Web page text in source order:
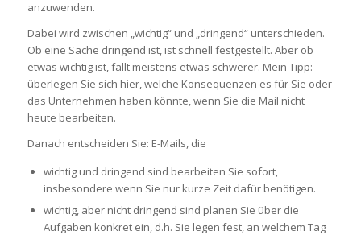
anzuwenden.
Dabei wird zwischen „wichtig“ und „dringend“ unterschieden.
Ob eine Sache dringend ist, ist schnell festgestellt. Aber ob
etwas wichtig ist, fällt meistens etwas schwerer. Mein Tipp:
überlegen Sie sich hier, welche Konsequenzen es für Sie oder
das Unternehmen haben könnte, wenn Sie die Mail nicht
heute bearbeiten.
Danach entscheiden Sie: E-Mails, die
wichtig und dringend sind bearbeiten Sie sofort,
insbesondere wenn Sie nur kurze Zeit dafür benötigen.
wichtig, aber nicht dringend sind planen Sie über die
Aufgaben konkret ein, d.h. Sie legen fest, an welchem Tag